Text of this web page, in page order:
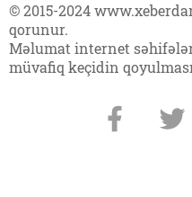
© 2015-2024
qorunur.
Məlumat internet
müvafiq keçidin